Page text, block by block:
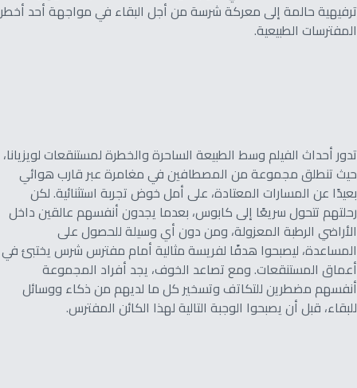
ترفيهية حالمة إلى معركة شرسة من أجل البقاء في مواجهة أحد أخطر
المفترسات الطبيعية.
تدور أحداث الفيلم وسط الطبيعة الساحرة والخطرة لمستنقعات لويزيانا،
حيث تنطلق مجموعة من المصطافين في مغامرة عبر قارب هوائي
بعيدًا عن المسارات المعتادة، على أمل خوض تجربة استثنائية. لكن
رحلتهم تتحول سريعًا إلى كابوس، بعدما يجدون أنفسهم عالقين داخل
الأراضي الرطبة المعزولة، ومن دون أي وسيلة للحصول على
المساعدة، ليصبحوا هدفًا لفريسة مثالية أمام مفترس شرس يختبئ في
أعماق المستنقعات. ومع تصاعد الخوف، يجد أفراد المجموعة
أنفسهم مضطرين للتكاتف وتسخير كل ما لديهم من ذكاء ووسائل
للبقاء، قبل أن يصبحوا الوجبة التالية لهذا الكائن المفترس.